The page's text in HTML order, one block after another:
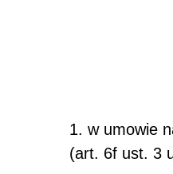
1. w umowie
(art. 6f ust. 3